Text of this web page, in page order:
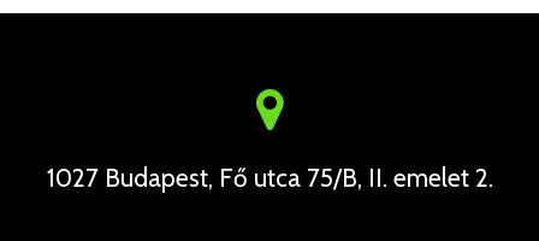
1027 Budapest, Fő utca 75/B, II. emelet 2.